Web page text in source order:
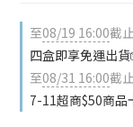
至08/19 16:00截
四盒即享免運出
至08/31 16:00截
7-11超商$50商品